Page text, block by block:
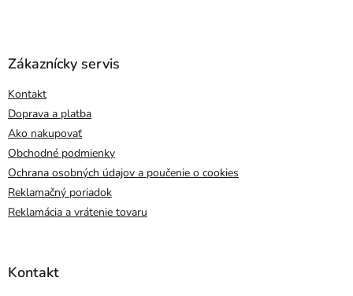
Zákaznícky servis
Kontakt
Doprava a platba
Ako nakupovať
Obchodné podmienky
Ochrana osobných údajov a poučenie o cookies
Reklamačný poriadok
Reklamácia a vrátenie tovaru
Kontakt